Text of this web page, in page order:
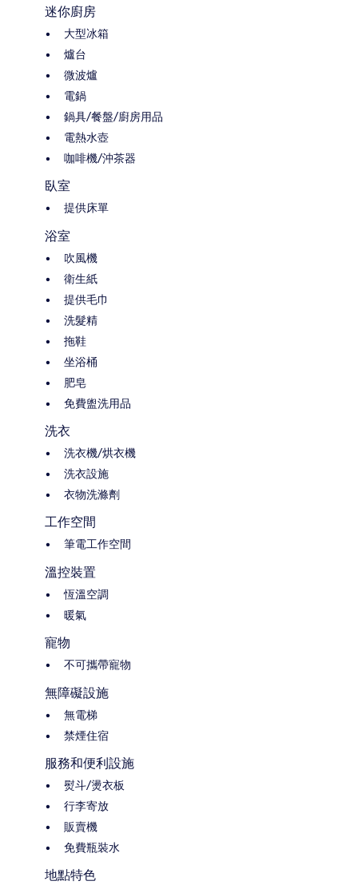
迷你廚房
大型冰箱
爐台
微波爐
電鍋
鍋具/餐盤/廚房用品
電熱水壺
咖啡機/沖茶器
臥室
提供床單
浴室
吹風機
衛生紙
提供毛巾
洗髮精
拖鞋
坐浴桶
肥皂
免費盥洗用品
洗衣
洗衣機/烘衣機
洗衣設施
衣物洗滌劑
工作空間
筆電工作空間
溫控裝置
恆溫空調
暖氣
寵物
不可攜帶寵物
無障礙設施
無電梯
禁煙住宿
服務和便利設施
熨斗/燙衣板
行李寄放
販賣機
免費瓶裝水
地點特色